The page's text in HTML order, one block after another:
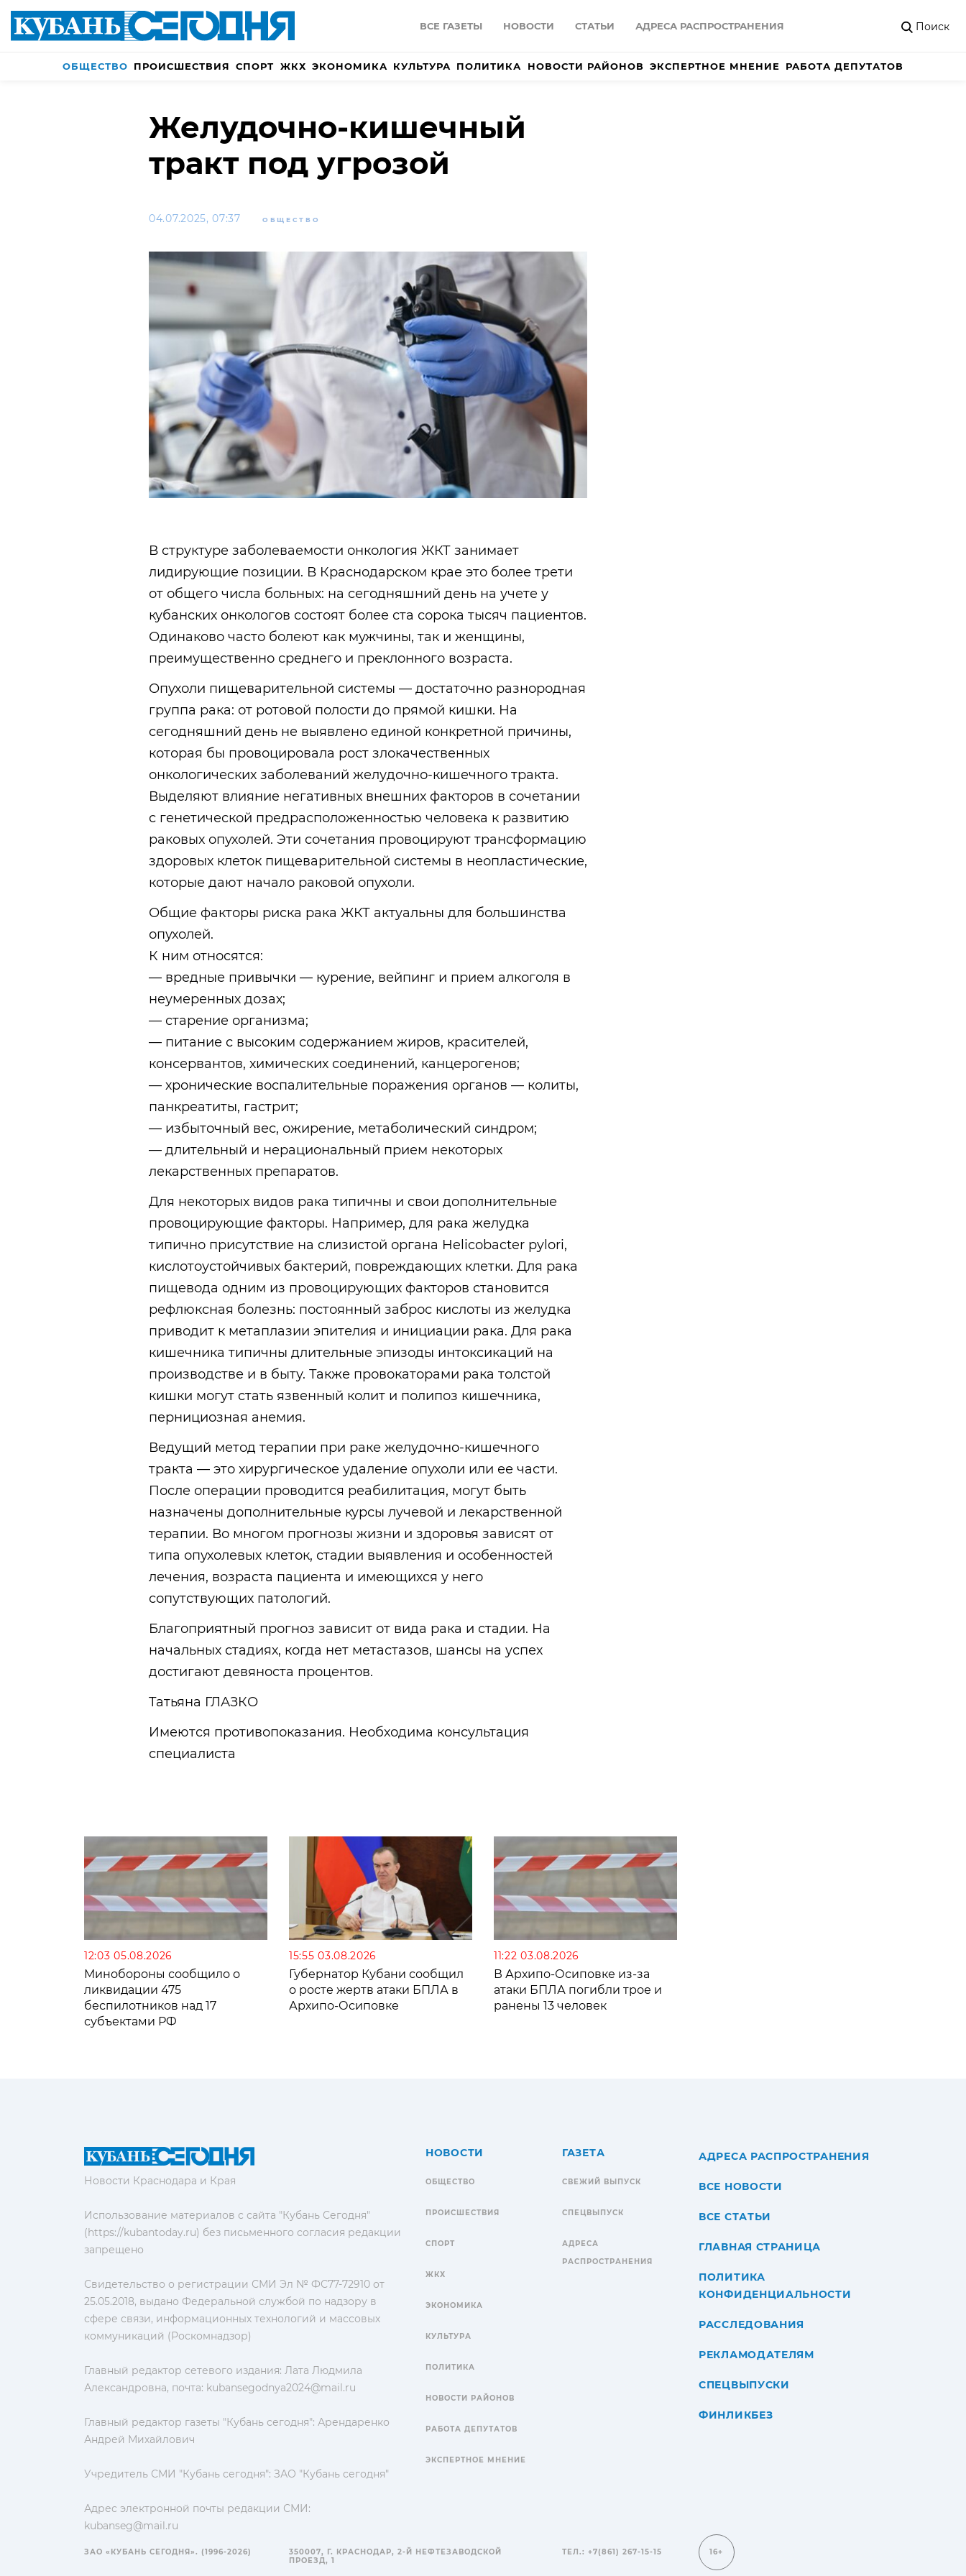
ВСЕ ГАЗЕТЫ НОВОСТИ СТАТЬИ АДРЕСА РАСПРОСТРАНЕНИЯ Поиск
ОБЩЕСТВО ПРОИСШЕСТВИЯ СПОРТ ЖКХ ЭКОНОМИКА КУЛЬТУРА ПОЛИТИКА НОВОСТИ РАЙОНОВ ЭКСПЕРТНОЕ МНЕНИЕ РАБОТА ДЕПУТАТОВ
Желудочно-кишечный
тракт под угрозой
04.07.2025, 07:37 ОБЩЕСТВО
В структуре заболеваемости онкология ЖКТ занимает
лидирующие позиции. В Краснодарском крае это более трети
от общего числа больных: на сегодняшний день на учете у
кубанских онкологов состоят более ста сорока тысяч пациентов.
Одинаково часто болеют как мужчины, так и женщины,
преимущественно среднего и преклонного возраста.
Опухоли пищеварительной системы — достаточно разнородная
группа рака: от ротовой полости до прямой кишки. На
сегодняшний день не выявлено единой конкретной причины,
которая бы провоцировала рост злокачественных
онкологических заболеваний желудочно-кишечного тракта.
Выделяют влияние негативных внешних факторов в сочетании
с генетической предрасположенностью человека к развитию
раковых опухолей. Эти сочетания провоцируют трансформацию
здоровых клеток пищеварительной системы в неопластические,
которые дают начало раковой опухоли.
Общие факторы риска рака ЖКТ актуальны для большинства
опухолей.
К ним относятся:
— вредные привычки — курение, вейпинг и прием алкоголя в
неумеренных дозах;
— старение организма;
— питание с высоким содержанием жиров, красителей,
консервантов, химических соединений, канцерогенов;
— хронические воспалительные поражения органов — колиты,
панкреатиты, гастрит;
— избыточный вес, ожирение, метаболический синдром;
— длительный и нерациональный прием некоторых
лекарственных препаратов.
Для некоторых видов рака типичны и свои дополнительные
провоцирующие факторы. Например, для рака желудка
типично присутствие на слизистой органа Helicobacter pylori,
кислотоустойчивых бактерий, повреждающих клетки. Для рака
пищевода одним из провоцирующих факторов становится
рефлюксная болезнь: постоянный заброс кислоты из желудка
приводит к метаплазии эпителия и инициации рака. Для рака
кишечника типичны длительные эпизоды интоксикаций на
производстве и в быту. Также провокаторами рака толстой
кишки могут стать язвенный колит и полипоз кишечника,
пернициозная анемия.
Ведущий метод терапии при раке желудочно-кишечного
тракта — это хирургическое удаление опухоли или ее части.
После операции проводится реабилитация, могут быть
назначены дополнительные курсы лучевой и лекарственной
терапии. Во многом прогнозы жизни и здоровья зависят от
типа опухолевых клеток, стадии выявления и особенностей
лечения, возраста пациента и имеющихся у него
сопутствующих патологий.
Благоприятный прогноз зависит от вида рака и стадии. На
начальных стадиях, когда нет метастазов, шансы на успех
достигают девяноста процентов.
Татьяна ГЛАЗКО
Имеются противопоказания. Необходима консультация
специалиста
12:03 05.08.2026
Минобороны сообщило о
ликвидации 475
беспилотников над 17
субъектами РФ
15:55 03.08.2026
Губернатор Кубани сообщил
о росте жертв атаки БПЛА в
Архипо-Осиповке
11:22 03.08.2026
В Архипо-Осиповке из-за
атаки БПЛА погибли трое и
ранены 13 человек
Новости Краснодара и Края
Использование материалов с сайта "Кубань Сегодня"
(https://kubantoday.ru) без письменного согласия редакции
запрещено
Свидетельство о регистрации СМИ Эл № ФС77-72910 от
25.05.2018, выдано Федеральной службой по надзору в
сфере связи, информационных технологий и массовых
коммуникаций (Роскомнадзор)
Главный редактор сетевого издания: Лата Людмила
Александровна, почта: kubansegodnya2024@mail.ru
Главный редактор газеты "Кубань сегодня": Арендаренко
Андрей Михайлович
Учредитель СМИ "Кубань сегодня": ЗАО "Кубань сегодня"
Адрес электронной почты редакции СМИ:
kubanseg@mail.ru
НОВОСТИ
ОБЩЕСТВО
ПРОИСШЕСТВИЯ
СПОРТ
ЖКХ
ЭКОНОМИКА
КУЛЬТУРА
ПОЛИТИКА
НОВОСТИ РАЙОНОВ
РАБОТА ДЕПУТАТОВ
ЭКСПЕРТНОЕ МНЕНИЕ
ГАЗЕТА
СВЕЖИЙ ВЫПУСК
СПЕЦВЫПУСК
АДРЕСА
РАСПРОСТРАНЕНИЯ
АДРЕСА РАСПРОСТРАНЕНИЯ
ВСЕ НОВОСТИ
ВСЕ СТАТЬИ
ГЛАВНАЯ СТРАНИЦА
ПОЛИТИКА
КОНФИДЕНЦИАЛЬНОСТИ
РАССЛЕДОВАНИЯ
РЕКЛАМОДАТЕЛЯМ
СПЕЦВЫПУСКИ
ФИНЛИКБЕЗ
ЗАО «КУБАНЬ СЕГОДНЯ». (1996-2026)
350007, Г. КРАСНОДАР, 2-Й НЕФТЕЗАВОДСКОЙ
ПРОЕЗД, 1
ТЕЛ.: +7(861) 267-15-15 16+